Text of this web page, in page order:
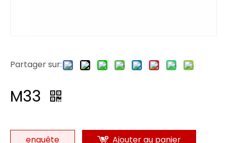
Partager sur:
M33
enquête Ajouter au panier